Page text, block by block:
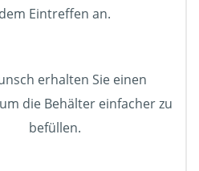
dem Eintreffen an.
erhalten Sie einen
die Behälter einfacher zu
befüllen.